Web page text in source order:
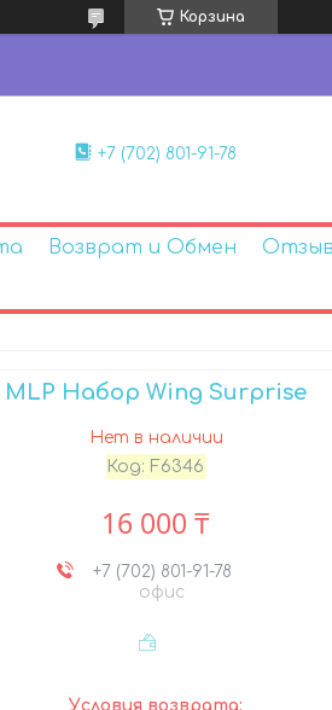
Корзина
+7 (702) 801-91-78
Возврат и Обмен
MLP Набор Wing Surprise
Нет в наличии
Код: F6346
16 000 ₸
+7 (702) 801-91-78
офис